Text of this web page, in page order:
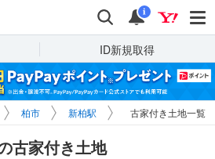
検索 通知
i
ID新規取得
柏市 新柏駅 古家付き土地一覧
古家付き土地